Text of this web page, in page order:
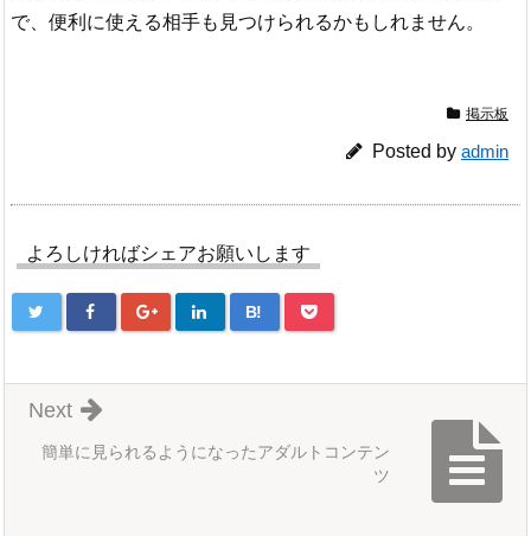
で、便利に使える相手も見つけられるかもしれません。
掲示板
Posted by admin
よろしければシェアお願いします
B!
簡単に見られるようになったアダルトコンテン
ツ
Next